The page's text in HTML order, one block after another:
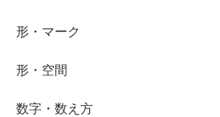
形・マーク
形・空間
数字・数え方